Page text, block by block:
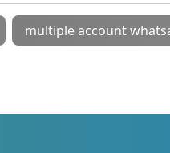
multiple account